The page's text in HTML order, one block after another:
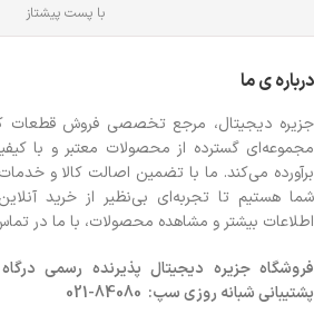
با پست پیشتاز
درباره ی ما
جزیره دیجیتال، مرجع تخصصی فروش قطعات
مجموعه‌ای گسترده از محصولات معتبر و با
برآورده می‌کند. ما با تضمین اصالت کالا و
شما هستیم تا تجربه‌ای بی‌نظیر از خرید آنلاین
اطلاعات بیشتر و مشاهده محصولات، با ما در
فروشگاهجزیره دیجیتال پذیرنده رسمی
پشتیبانی شبانه روزی سپ: 84080-021